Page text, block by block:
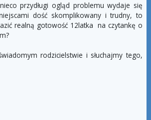
przydługi ogląd problemu wydaje się
dość skomplikowany i trudny, to
realną gotowość 12latka na czytankę o
rodzicielstwie i słuchajmy tego,